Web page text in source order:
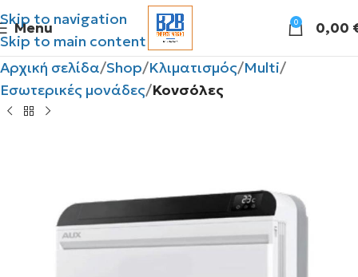
Skip to navigation
Skip to main content
Menu 0 0,00
Αρχική σελίδα Shop Κλιματισμός Multi
Εσωτερικές μονάδες Κονσόλες